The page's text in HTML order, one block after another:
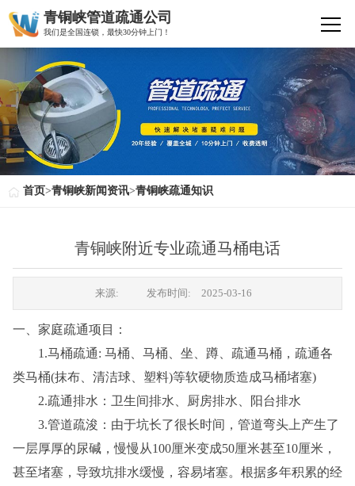
青铜峡管道疏通公司
我们是全国连锁，最快30分钟上门！
首页>青铜峡新闻资讯>青铜峡疏通知识
青铜峡附近专业疏通马桶电话
来源: 发布时间: 2025-03-16
一、家庭疏通项目：
1.马桶疏通: 马桶、马桶、坐、蹲、疏通马桶，疏通各
类马桶(抹布、清洁球、塑料)等软硬物质造成马桶堵塞)
2.疏通排水：卫生间排水、厨房排水、阳台排水
3.管道疏浚：由于坑长了很长时间，管道弯头上产生了
一层厚厚的尿碱，慢慢从100厘米变成50厘米甚至10厘米，
甚至堵塞，导致坑排水缓慢，容易堵塞。根据多年积累的经